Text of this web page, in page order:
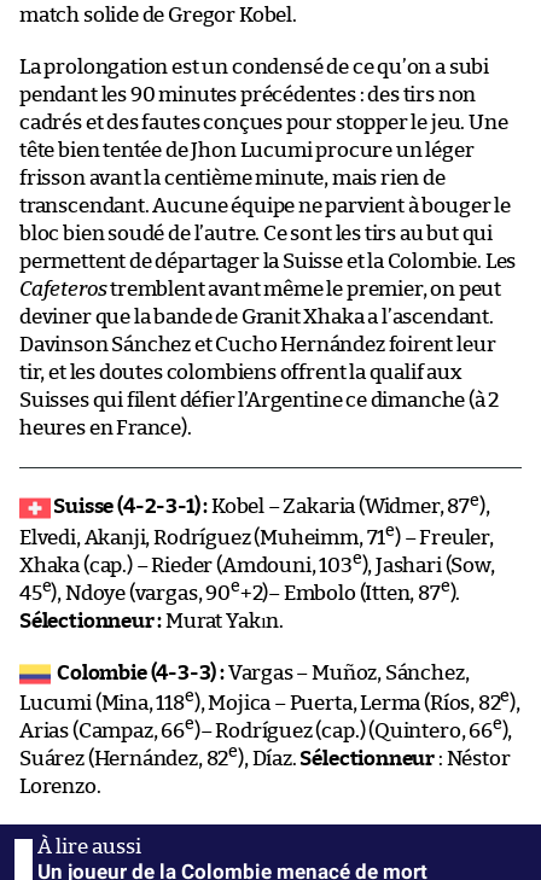
match solide de Gregor Kobel.
La prolongation est un condensé de ce qu’on a subi
pendant les 90 minutes précédentes : des tirs non
cadrés et des fautes conçues pour stopper le jeu. Une
tête bien tentée de Jhon Lucumi procure un léger
frisson avant la centième minute, mais rien de
transcendant. Aucune équipe ne parvient à bouger le
bloc bien soudé de l’autre. Ce sont les tirs au but qui
permettent de départager la Suisse et la Colombie. Les
Cafeterostremblent avant même le premier, on peut
deviner que la bande de Granit Xhaka a l’ascendant.
Davinson Sánchez et Cucho Hernández foirent leur
tir, et les doutes colombiens offrent la qualif aux
Suisses qui filent défier l’Argentine ce dimanche (à 2
heures en France).
Suisse (4-2-3-1) :Kobel – Zakaria (Widmer, 87e),
Elvedi, Akanji, Rodríguez (Muheimm, 71e) – Freuler,
Xhaka (cap.) – Rieder (Amdouni, 103e), Jashari (Sow,
45e), Ndoye (vargas, 90e+2)– Embolo (Itten, 87e).
Sélectionneur :Murat Yakın.
Colombie (4-3-3) :Vargas – Muñoz, Sánchez,
Lucumi (Mina, 118e), Mojica – Puerta, Lerma (Ríos, 82e),
Arias (Campaz, 66e)– Rodríguez (cap.) (Quintero, 66e),
Suárez (Hernández, 82e), Díaz. Sélectionneur : Néstor
Lorenzo.
Un joueur de la Colombie menacé de mort